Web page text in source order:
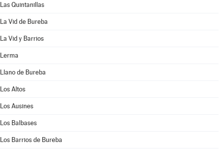
Las Quintanillas
La Vid de Bureba
La Vid y Barrios
Lerma
Llano de Bureba
Los Altos
Los Ausines
Los Balbases
Los Barrios de Bureba